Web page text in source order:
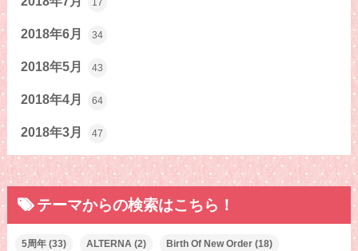
17
2018年6月 34
2018年5月 43
2018年4月 64
2018年3月 47
テーマからの検索はこちら！
5周年(33) ALTERNA(2) Birth Of New Order(18)